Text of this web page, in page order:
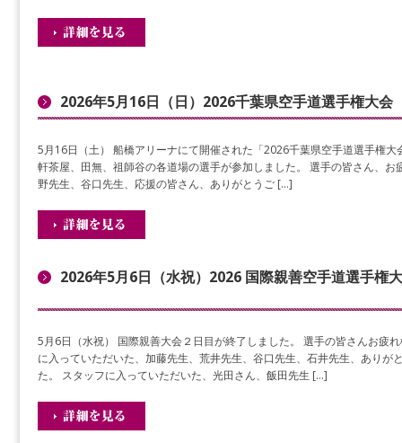
2026年5月16日（日）2026千葉県空手道選手権大会
5月16日（土） 船橋アリーナにて開催された「2026千葉県空手道選手権大
軒茶屋、田無、祖師谷の各道場の選手が参加しました。 選手の皆さん、お
野先生、谷口先生、応援の皆さん、ありがとうご […]
2026年5月6日（水祝）2026 国際親善空手道選手権
5月6日（水祝） 国際親善大会２日目が終了しました。 選手の皆さんお疲
に入っていただいた、加藤先生、荒井先生、谷口先生、石井先生、ありが
た。 スタッフに入っていただいた、光田さん、飯田先生 […]